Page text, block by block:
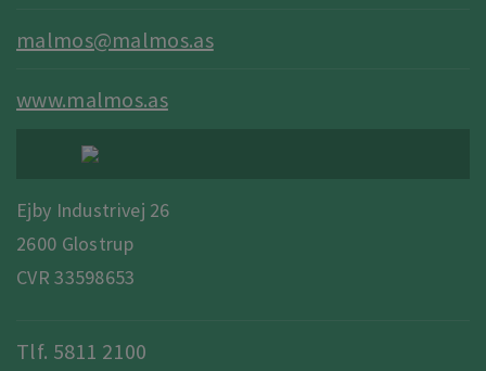
malmos@malmos.as
www.malmos.as
Ejby Industrivej 26
2600 Glostrup
CVR 33598653
Tlf. 5811 2100